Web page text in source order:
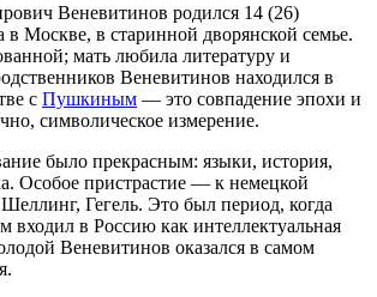
Веневитинов родился 14 (26)
в Москве, в старинной дворянской семье.
мать любила литературу и
Веневитинов находился в
с Пушкиным — это совпадение эпохи и
символическое измерение.
было прекрасным: языки, история,
Особое пристрастие — к немецкой
Гегель. Это был период, когда
входил в Россию как интеллектуальная
Веневитинов оказался в самом